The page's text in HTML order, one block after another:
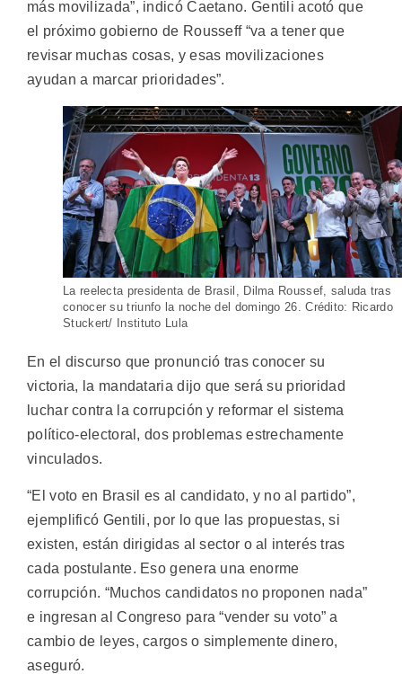
más movilizada”, indicó Caetano. Gentili acotó que
el próximo gobierno de Rousseff “va a tener que
revisar muchas cosas, y esas movilizaciones
ayudan a marcar prioridades”.
La reelecta presidenta de Brasil, Dilma Roussef, saluda tras
conocer su triunfo la noche del domingo 26. Crédito: Ricardo
Stuckert/ Instituto Lula
En el discurso que pronunció tras conocer su
victoria, la mandataria dijo que será su prioridad
luchar contra la corrupción y reformar el sistema
político-electoral, dos problemas estrechamente
vinculados.
“El voto en Brasil es al candidato, y no al partido”,
ejemplificó Gentili, por lo que las propuestas, si
existen, están dirigidas al sector o al interés tras
cada postulante. Eso genera una enorme
corrupción. “Muchos candidatos no proponen nada”
e ingresan al Congreso para “vender su voto” a
cambio de leyes, cargos o simplemente dinero,
aseguró.